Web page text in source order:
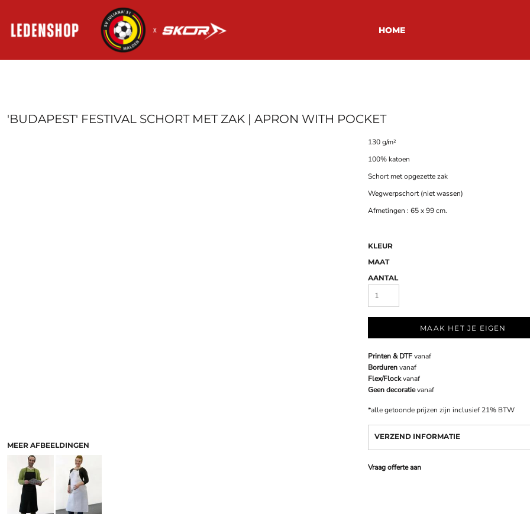
HOME
'BUDAPEST' FESTIVAL SCHORT MET ZAK | APRON WITH POCKET
MEER AFBEELDINGEN
130 g/m²
100% katoen
Schort met opgezette zak
Wegwerpschort (niet wassen)
Afmetingen : 65 x 99 cm.
KLEUR
MAAT
AANTAL
MAAK HET JE EIGEN
Printen & DTFvanaf
Bordurenvanaf
Flex/Flockvanaf
Geen decoratievanaf
*alle getoonde prijzen zijn inclusief 21% BTW
VERZEND INFORMATIE
Vraag offerte aan
REGISTREER